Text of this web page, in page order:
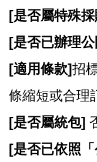
[是否屬特殊
[是否已辦理
[適用條款]招
條縮短或合理
[是否屬統包]
[是否已依照